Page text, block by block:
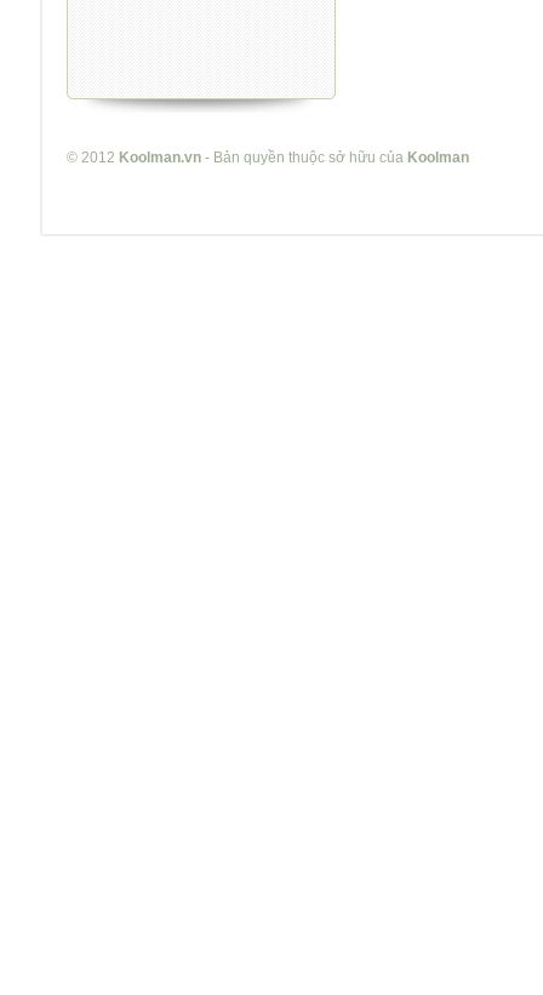
© 2012 Koolman.vn - Bản quyền thuộc sở hữu của Koolman